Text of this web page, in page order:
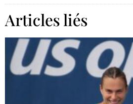
Articles liés